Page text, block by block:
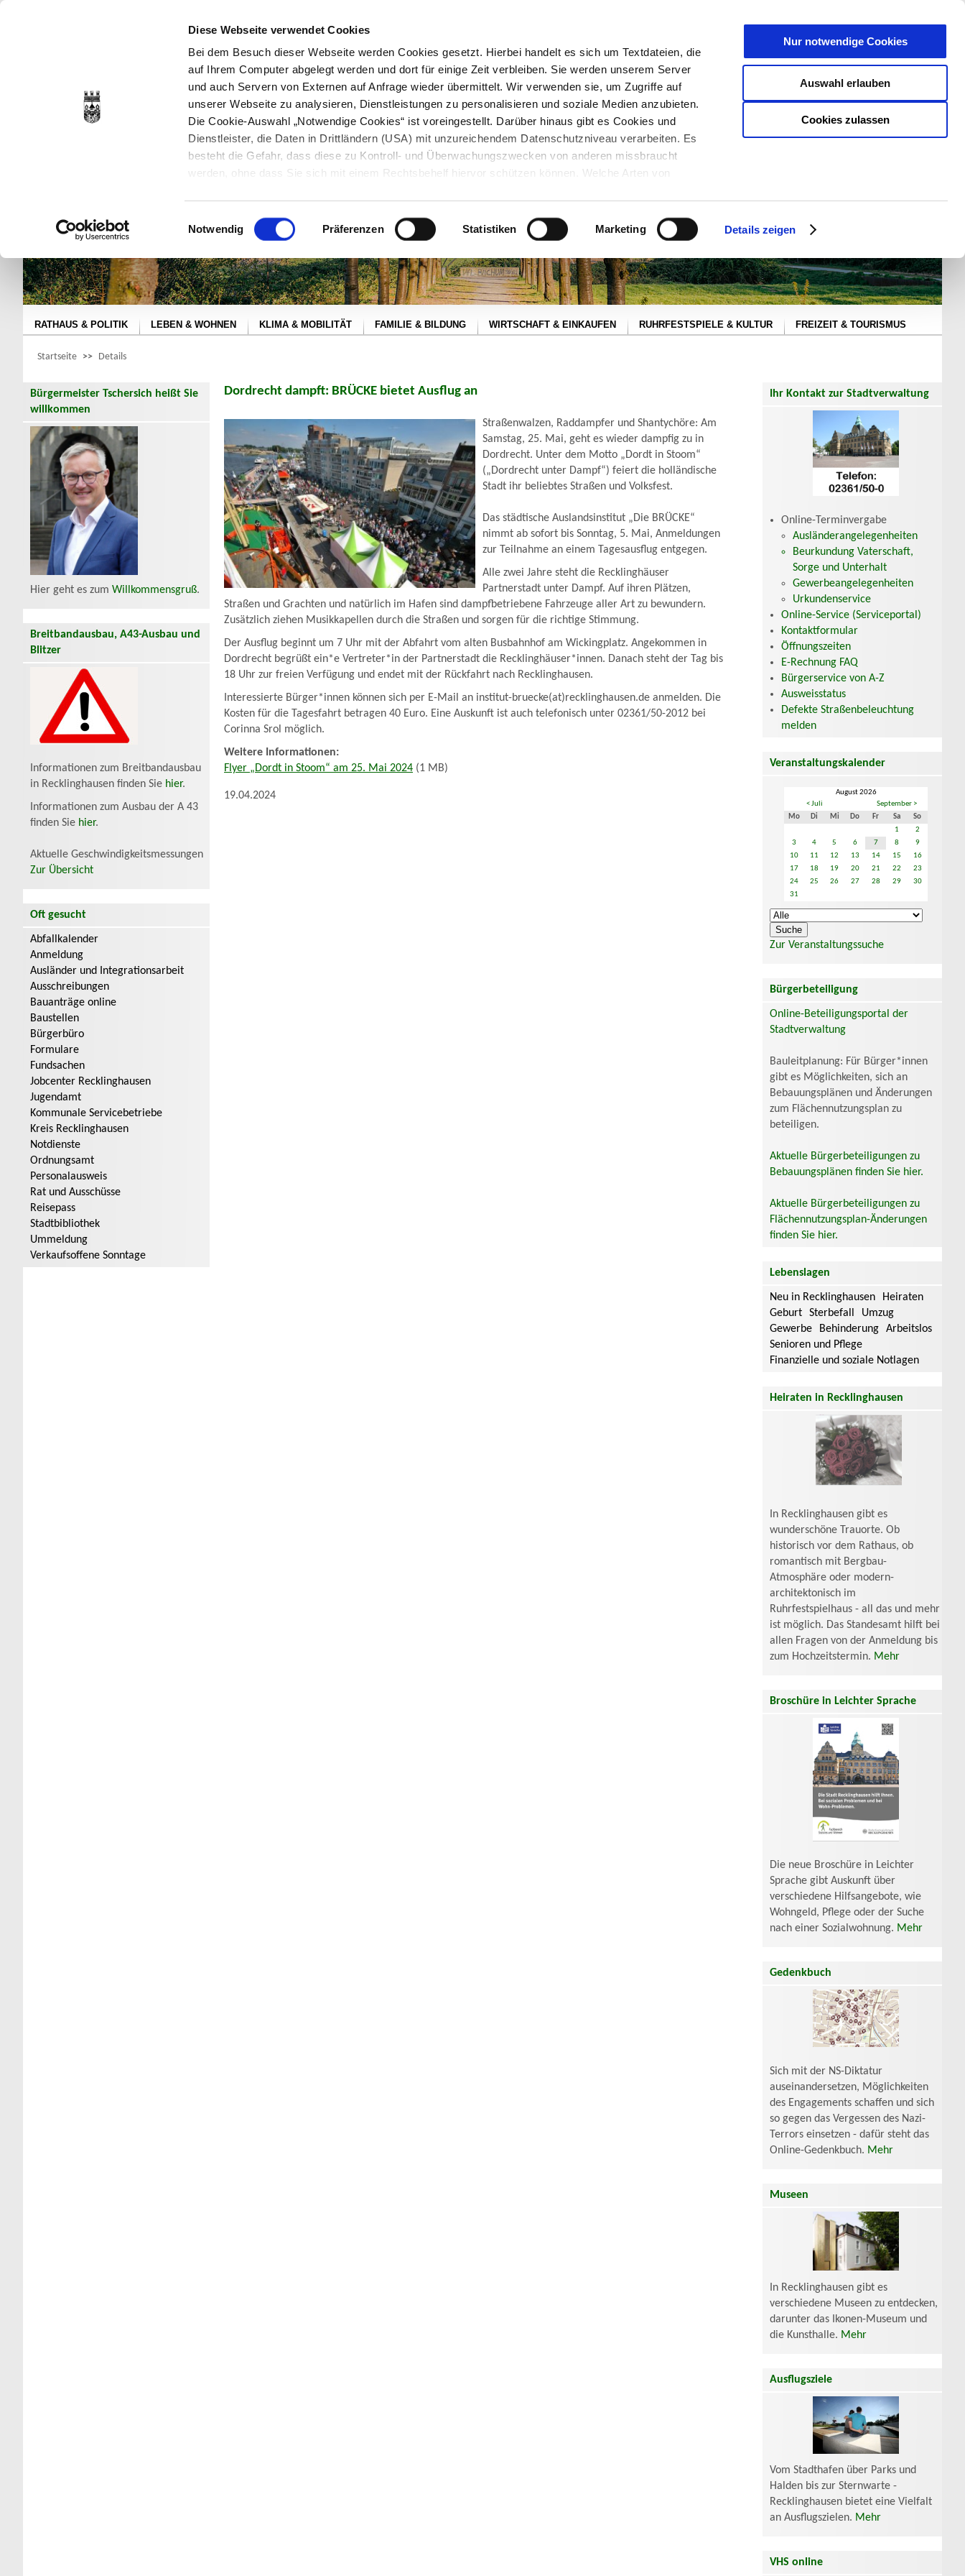
Diese Webseite verwendet Cookies
Bei dem Besuch dieser Webseite werden Cookies gesetzt. Hierbei handelt es sich um Textdateien, die
auf Ihrem Computer abgelegt werden und dort für einige Zeit verbleiben. Sie werden unserem Server
und auch Servern von Externen auf Anfrage wieder übermittelt. Wir verwenden sie, um Zugriffe auf
unserer Webseite zu analysieren, Dienstleistungen zu personalisieren und soziale Medien anzubieten.
Die Cookie-Auswahl „Notwendige Cookies“ ist voreingestellt. Darüber hinaus gibt es Cookies und
Dienstleister, die Daten in Drittländern (USA) mit unzureichendem Datenschutzniveau verarbeiten. Es
besteht die Gefahr, dass diese zu Kontroll- und Überwachungszwecken von anderen missbraucht
werden, ohne dass Sie sich mit einem Rechtsbehelf hiervor schützen können. Welche Arten von
Datenschutzerklärung
entnehmen. Die von Ihnen getroffene Auswahl der gewünschten Cookies kann
jederzeit mit Wirkung für die Zukunft angepasst oder
werden.
Einwilligungsauswahl
Notwendig Präferenzen Statistiken Marketing Details zeigen
Cookies zulassen
Auswahl erlauben
Nur notwendige Cookies
STARTSEITE
SCHRIFTGRÖßE:
RATHAUS & POLITIK LEBEN & WOHNEN KLIMA & MOBILITÄT FAMILIE & BILDUNG WIRTSCHAFT & EINKAUFEN RUHRFESTSPIELE & KULTUR FREIZEIT & TOURISMUS
Startseite >> Details
Bürgermeister Tschersich heißt Sie
willkommen
Hier geht es zum Willkommensgruß.
Breitbandausbau, A43-Ausbau und
Blitzer
Informationen zum Breitbandausbau
in Recklinghausen finden Sie hier.
Informationen zum Ausbau der A 43
finden Sie hier.
Aktuelle Geschwindigkeitsmessungen
Zur Übersicht
Oft gesucht
Abfallkalender
Anmeldung
Ausländer und Integrationsarbeit
Ausschreibungen
Bauanträge online
Baustellen
Bürgerbüro
Formulare
Fundsachen
Jobcenter Recklinghausen
Jugendamt
Kommunale Servicebetriebe
Kreis Recklinghausen
Notdienste
Ordnungsamt
Personalausweis
Rat und Ausschüsse
Reisepass
Stadtbibliothek
Ummeldung
Verkaufsoffene Sonntage
Dordrecht dampft: BRÜCKE bietet Ausflug an
Straßenwalzen, Raddampfer und Shantychöre: Am
Samstag, 25. Mai, geht es wieder dampfig zu in
Dordrecht. Unter dem Motto „Dordt in Stoom“
(„Dordrecht unter Dampf“) feiert die holländische
Stadt ihr beliebtes Straßen und Volksfest.
Das städtische Auslandsinstitut „Die BRÜCKE“
nimmt ab sofort bis Sonntag, 5. Mai, Anmeldungen
zur Teilnahme an einem Tagesausflug entgegen.
Alle zwei Jahre steht die Recklinghäuser
Partnerstadt unter Dampf. Auf ihren Plätzen,
Straßen und Grachten und natürlich im Hafen sind dampfbetriebene Fahrzeuge aller Art zu bewundern.
Zusätzlich ziehen Musikkapellen durch die Straßen und sorgen für die richtige Stimmung.
Der Ausflug beginnt um 7 Uhr mit der Abfahrt vom alten Busbahnhof am Wickingplatz. Angekommen in
Dordrecht begrüßt ein*e Vertreter*in der Partnerstadt die Recklinghäuser*innen. Danach steht der Tag bis
18 Uhr zur freien Verfügung und endet mit der Rückfahrt nach Recklinghausen.
Interessierte Bürger*innen können sich per E-Mail an institut-bruecke(at)recklinghausen.de anmelden. Die
Kosten für die Tagesfahrt betragen 40 Euro. Eine Auskunft ist auch telefonisch unter 02361/50-2012 bei
Corinna Srol möglich.
Weitere Informationen:
Flyer „Dordt in Stoom“ am 25. Mai 2024 (1 MB)
19.04.2024
Ihr Kontakt zur Stadtverwaltung
Online-Terminvergabe
Ausländerangelegenheiten
Beurkundung Vaterschaft,
Sorge und Unterhalt
Gewerbeangelegenheiten
Urkundenservice
Online-Service (Serviceportal)
Kontaktformular
Öffnungszeiten
E-Rechnung FAQ
Bürgerservice von A-Z
Ausweisstatus
Defekte Straßenbeleuchtung
melden
Veranstaltungskalender
August 2026
< Juli
September >
Mo
Di Mi Do Fr Sa
So
1
2
3
4 5 6 7 8
9
10
11 12 13 14 15
16
17
18 19 20 21 22
23
24
25 26 27 28 29
30
31
Zur Veranstaltungssuche
Bürgerbeteiligung
Online-Beteiligungsportal der
Stadtverwaltung
Bauleitplanung: Für Bürger*innen
gibt es Möglichkeiten, sich an
Bebauungsplänen und Änderungen
zum Flächennutzungsplan zu
beteiligen.
Aktuelle Bürgerbeteiligungen zu
Bebauungsplänen finden Sie hier.
Aktuelle Bürgerbeteiligungen zu
Flächennutzungsplan-Änderungen
finden Sie hier.
Lebenslagen
Neu in Recklinghausen
Heiraten
Geburt
Sterbefall
Umzug
Gewerbe
Behinderung
Arbeitslos
Senioren und Pflege
Finanzielle und soziale Notlagen
Heiraten in Recklinghausen
In Recklinghausen gibt es
wunderschöne Trauorte. Ob
historisch vor dem Rathaus, ob
romantisch mit Bergbau-
Atmosphäre oder modern-
architektonisch im
Ruhrfestspielhaus - all das und mehr
ist möglich. Das Standesamt hilft bei
allen Fragen von der Anmeldung bis
zum Hochzeitstermin. Mehr
Broschüre in Leichter Sprache
Die neue Broschüre in Leichter
Sprache gibt Auskunft über
verschiedene Hilfsangebote, wie
Wohngeld, Pflege oder der Suche
nach einer Sozialwohnung. Mehr
Gedenkbuch
Sich mit der NS-Diktatur
auseinandersetzen, Möglichkeiten
des Engagements schaffen und sich
so gegen das Vergessen des Nazi-
Terrors einsetzen - dafür steht das
Online-Gedenkbuch. Mehr
Museen
In Recklinghausen gibt es
verschiedene Museen zu entdecken,
darunter das Ikonen-Museum und
die Kunsthalle. Mehr
Ausflugsziele
Vom Stadthafen über Parks und
Halden bis zur Sternwarte -
Recklinghausen bietet eine Vielfalt
an Ausflugszielen. Mehr
VHS online